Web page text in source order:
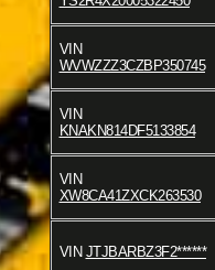
VIN
WVWZZZ3CZBP350745
VIN
KNAKN814DF5133854
VIN
XW8CA41ZXCK263530
VIN JTJBARBZ3F2******